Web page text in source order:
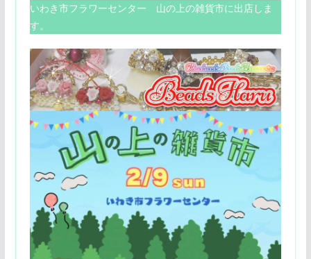
いわき市フラワーセンター 山の上の雑貨市に出店しま
す。